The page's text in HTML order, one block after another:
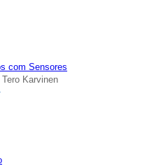
com Sensores
Tero Karvinen